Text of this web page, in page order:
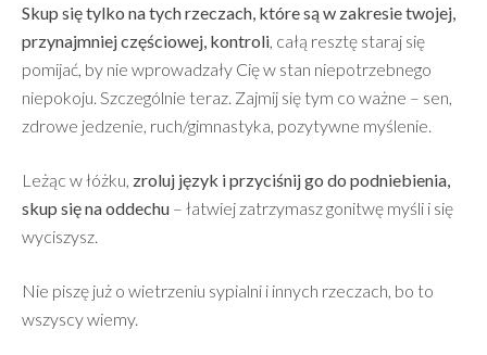
Skup się tylko na tych rzeczach, które są w zakresie twojej,
przynajmniej częściowej, kontroli , całą resztę staraj się
pomijać, by nie wprowadzały Cię w stan niepotrzebnego
niepokoju. Szczególnie teraz. Zajmij się tym co ważne – sen,
zdrowe jedzenie, ruch/gimnastyka, pozytywne myślenie.
Leżąc w łóżku, zroluj język i przyciśnij go do podniebienia,
skup się na oddechu – łatwiej zatrzymasz gonitwę myśli i się
wyciszysz.
Nie piszę już o wietrzeniu sypialni i innych rzeczach, bo to
wszyscy wiemy.